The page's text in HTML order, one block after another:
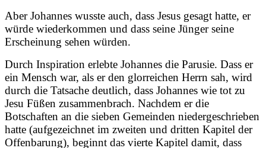
Aber Johannes wusste auch, dass Jesus gesagt hatte, er
würde wiederkommen und dass seine Jünger seine
Erscheinung sehen würden.
Durch Inspiration erlebte Johannes die Parusie. Dass er
ein Mensch war, als er den glorreichen Herrn sah, wird
durch die Tatsache deutlich, dass Johannes wie tot zu
Jesu Füßen zusammenbrach. Nachdem er die
Botschaften an die sieben Gemeinden niedergeschrieben
hatte (aufgezeichnet im zweiten und dritten Kapitel der
Offenbarung), beginnt das vierte Kapitel damit, dass